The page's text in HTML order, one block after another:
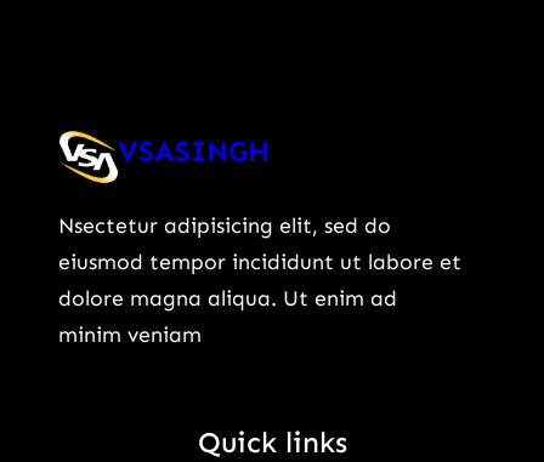
VSASINGH
Nsectetur adipisicing elit, sed do
eiusmod tempor incididunt ut labore et
dolore magna aliqua. Ut enim ad
minim veniam
Quick links